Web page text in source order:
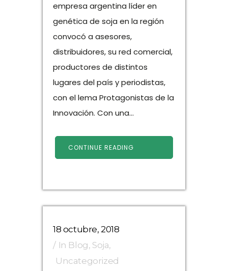
empresa argentina líder en
genética de soja en la región
convocó a asesores,
distribuidores, su red comercial,
productores de distintos
lugares del país y periodistas,
con el lema Protagonistas de la
Innovación. Con una...
CONTINUE READING
18 octubre, 2018
In Blog, Soja,
Uncategorized